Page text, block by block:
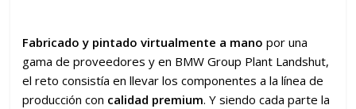
Fabricado y pintado virtualmente a mano por una
gama de proveedores y en BMW Group Plant Landshut,
el reto consistía en llevar los componentes a la línea de
producción con calidad premium. Y siendo cada parte la